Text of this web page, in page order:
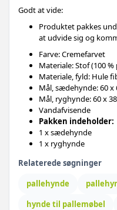
Godt at vide:
Produktet pakkes
at udvide sig og
Farve: Cremefarvet
Materiale: Stof (100
Materiale, fyld: Hule
Mål, sædehynde: 60 x
Mål, ryghynde: 60 x
Vandafvisende
Pakken indeholder:
1 x sædehynde
1 x ryghynde
Relaterede søgninger
pallehynde
hynde til pallemøbel